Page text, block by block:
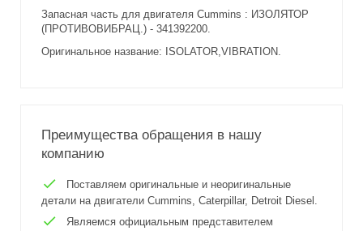
Запасная часть для двигателя Cummins : ИЗОЛЯТОР
(ПРОТИВОВИБРАЦ.) - 341392200.
Оригинальное название: ISOLATOR,VIBRATION.
Преимущества обращения в нашу
компанию
Поставляем оригинальные и неоригинальные
детали на двигатели Cummins, Caterpillar, Detroit Diesel.
Являемся официальным представителем